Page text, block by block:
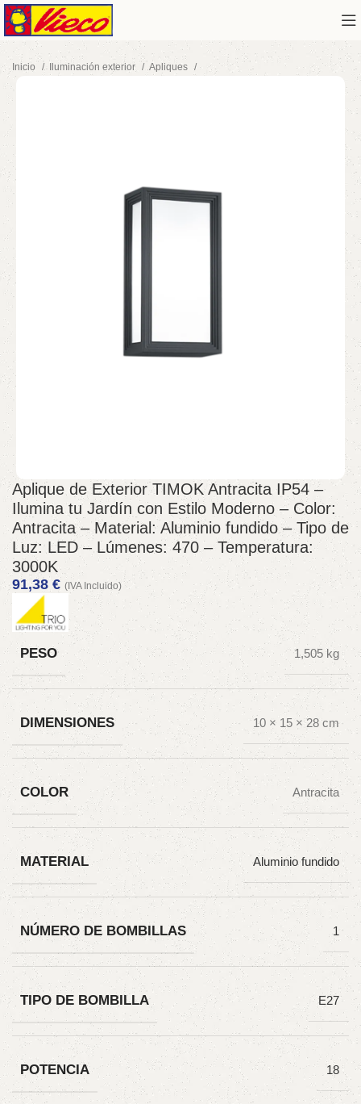
Inicio Iluminación exterior Apliques
Aplique de Exterior TIMOK Antracita IP54 –
Ilumina tu Jardín con Estilo Moderno – Color:
Antracita – Material: Aluminio fundido – Tipo de
Luz: LED – Lúmenes: 470 – Temperatura:
3000K
91,38 € (IVA Incluido)
PESO 1,505 kg
DIMENSIONES 10 × 15 × 28 cm
COLOR Antracita
MATERIAL Aluminio fundido
NÚMERO DE BOMBILLAS 1
TIPO DE BOMBILLA E27
POTENCIA 18